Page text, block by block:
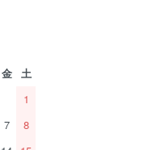
金
土
1
7
8